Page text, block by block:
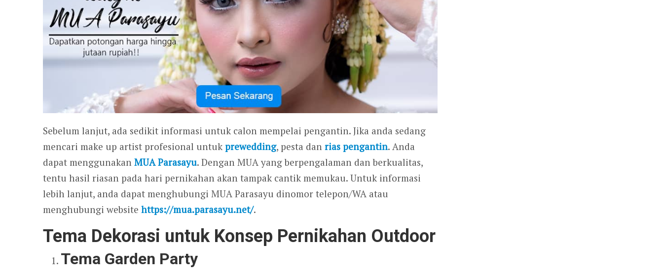
Sebelum lanjut, ada sedikit informasi untuk calon mempelai pengantin. Jika anda sedang
mencari make up artist profesional untuk prewedding, pesta dan rias pengantin. Anda
dapat menggunakan MUA Parasayu. Dengan MUA yang berpengalaman dan berkualitas,
tentu hasil riasan pada hari pernikahan akan tampak cantik memukau. Untuk informasi
lebih lanjut, anda dapat menghubungi MUA Parasayu dinomor telepon/WA atau
menghubungi website https://mua.parasayu.net/.
Tema Dekorasi untuk Konsep Pernikahan Outdoor
Tema Garden Party